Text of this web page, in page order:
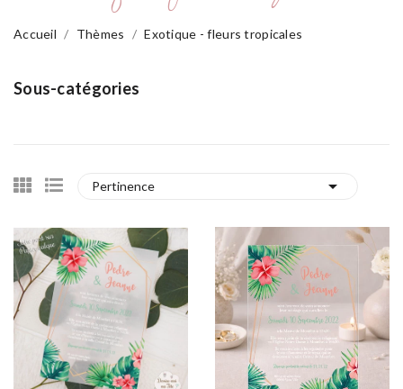
Accueil Thèmes Exotique - fleurs tropicales
Sous-catégories
Pertinence 